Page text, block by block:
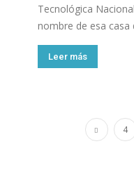
Tecnológica
nombre de esa casa
Leer más
4